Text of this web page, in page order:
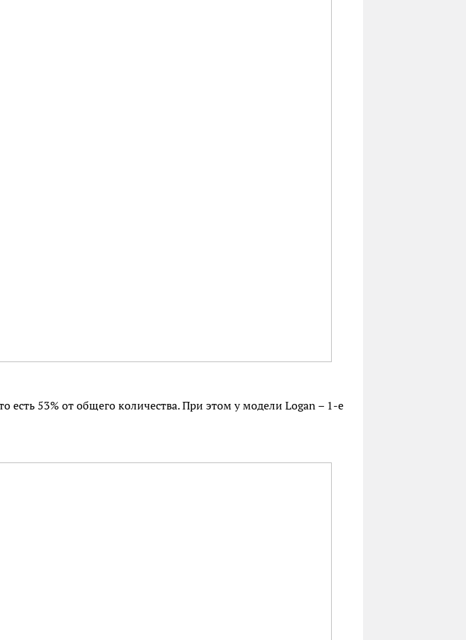
есть 53% от общего количества. При этом у модели Logan – 1-е